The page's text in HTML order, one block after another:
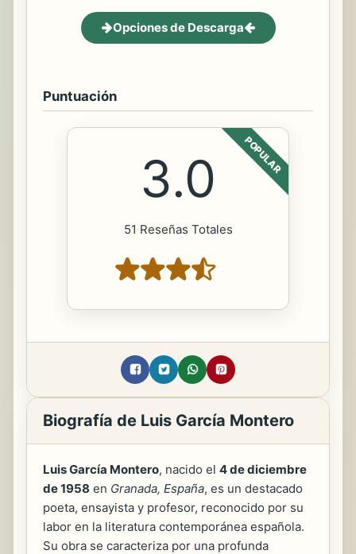
Opciones de Descarga
Puntuación
POPULAR
3.0
51 Reseñas Totales
Biografía de Luis García Montero
Luis García Montero, nacido el 4 de diciembre
de 1958 en Granada, España, es un destacado
poeta, ensayista y profesor, reconocido por su
labor en la literatura contemporánea española.
Su obra se caracteriza por una profunda